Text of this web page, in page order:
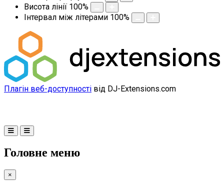
Висота лінії 100%
Інтервал між літерами 100%
Плагін веб-доступності від DJ-Extensions.com
Головне меню
×